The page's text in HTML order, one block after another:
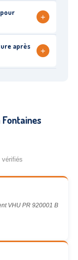
+
après
+
VHU PR 920001 B